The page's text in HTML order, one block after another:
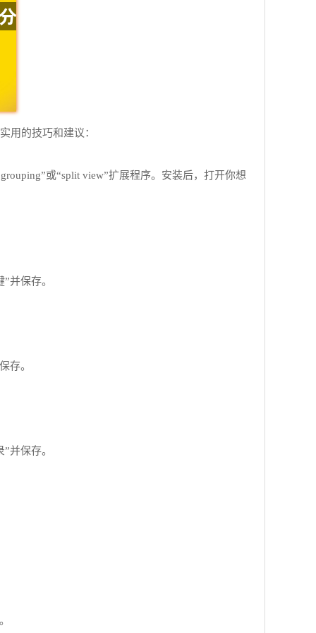
用的技巧和建议：
或“split view”扩展程序。安装后，打开你想
并保存。
存。
并保存。